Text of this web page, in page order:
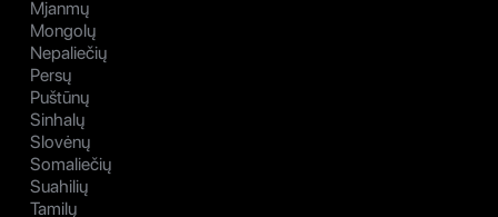
Mjanmų
Mongolų
Nepaliečių
Persų
Puštūnų
Sinhalų
Slovėnų
Somaliečių
Suahilių
Tamilų